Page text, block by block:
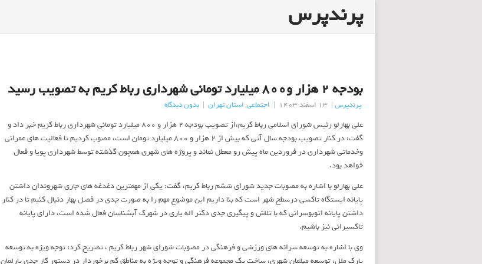
پرندپرس
بودجه ۲ هزار و۸۰۰ میلیارد تومانی شهرداری رباط کریم به تصویب رسید
پرندپرس | 13 اسفند 1403 | اجتماعی, استان تهران | بدون دیدگاه
علی بهارلو رئیس شورای اسلامی رباط کریم،از تصویب بودجه ۲ هزار و ۸۰۰ میلیارد تومانی شهرداری رباط کریم خبر داد و
گفت: در کنار تصویب بودجه سال آتی که بیش از ۲ هزار و ۸۰۰ میلیارد تومان است، مصوب کردیم تا فعالیت های عمرانی
وخدماتی شهرداری در فروردین ماه پیش رو معطل نماند و پروژه های شهری همچون گذشته توسط شهرداری پویا و فعال
خواهد بود.
علی بهارلو با اشاره به مصوبات جدید شورای ششم رباط کریم، گفت: یکی از مهمترین دغدغه های جاری شهروندان داشتن
پایانه ایستگاه تاکسی درسطح شهر است که بنا داریم این موضوع مهم را به صورت جدی در فصل بهار دنبال کنیم تا در کنار
داشتن پایانه اتوبوسرانی که با تلاش و پیگیری جدی دکتر اله یاری در شهرک آبشناسان فعال شده است، دارای پایانه
تاکسیرانی نیز باشیم.
وی با اشاره به توسعه سرانه های ورزشی و فرهنگی در مصوبات شورای شهر رباط کریم ، تصریح کرد: توجه ویژه به توسعه
پارک ملل، توسعه مبلمان شهری، ساخت یک مجموعه فرهنگی و توجه ویژه به مناطق کم برخوردار در دستور کار جدی پارلمان